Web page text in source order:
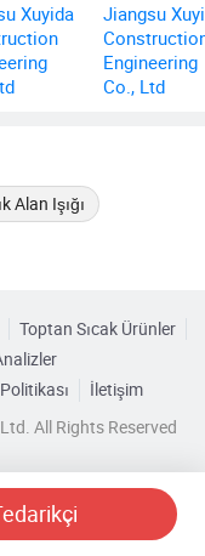
Xuyida
Jiangsu
Engineering
Co., Ltd
Alan Işığı
Toptan Sıcak Ürünler
İletişim
All Rights Reserved